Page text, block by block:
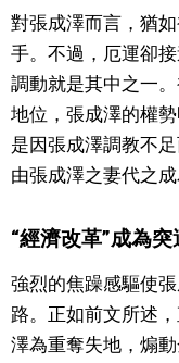
對張成澤而言，猶
手。不過，厄運卻
調動就是其中之一
地位，張成澤的權
是因張成澤調教不
由張成澤之妻代之成
“經濟改革”成為
強烈的焦躁感驅使
路。正如前文所述
澤為重奪失地，煽